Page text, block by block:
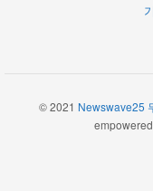
© 2021 Newswave25